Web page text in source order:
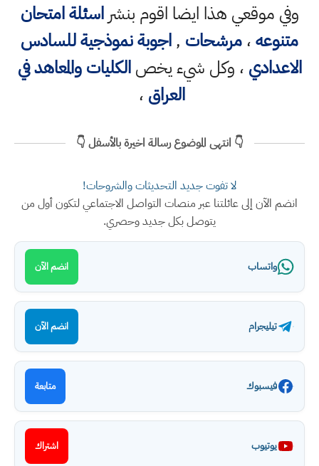
وفي موقعي هذا ايضا اقوم بنشراسئلة امتحان
متنوعه،مرشحات ,اجوبة نموذجية للسادس
الاعدادي ، وكل شيء يخصالكليات والمعاهد في
العراق ،
👇 انتهى الموضوع رسالة اخيرة بالأسفل 👇
لا تفوت جديد التحديثات والشروحات!
انضم الآن إلى عائلتنا عبر منصات التواصل الاجتماعي لتكون أول من
يتوصل بكل جديد وحصري.
واتساب انضم الآن
تيليجرام انضم الآن
فيسبوك متابعة
يوتيوب اشتراك